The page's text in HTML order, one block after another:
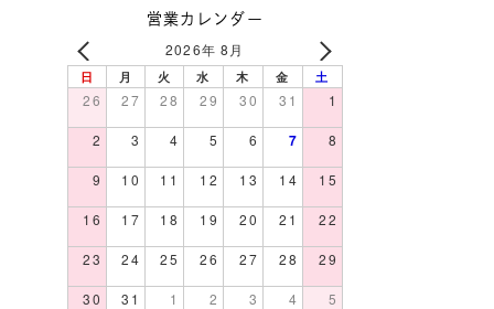
営業カレンダー
2026年 8月
日 月 火 水 木 金 土
26 27 28 29 30 31 1
2 3 4 5 6 7 8
9 10 11 12 13 14 15
16 17 18 19 20 21 22
23 24 25 26 27 28 29
30 31 1 2 3 4 5